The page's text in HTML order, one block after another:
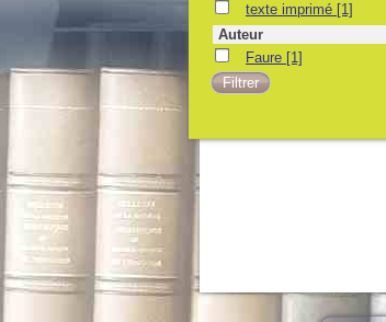
texte imprimé [1]
Auteur
Faure [1]